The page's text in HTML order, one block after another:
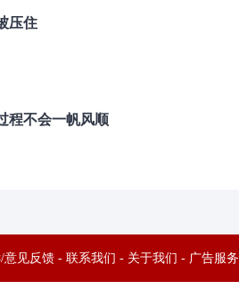
压住
程不会一帆风顺
意见反馈- 联系我们 - 关于我们 - 广告服务